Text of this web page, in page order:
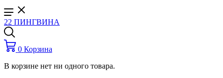
22 ПИНГВИНА
0 Корзина
В корзине нет ни одного товара.